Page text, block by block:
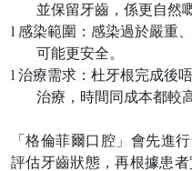
並保留牙齒，係更自然
l 感染範圍：感染過於嚴重
可能更安全。
l 治療需求：杜牙根完成後
治療，時間同成本都較高
「格倫菲爾口腔」會先進
評估牙齒狀態，再根據患